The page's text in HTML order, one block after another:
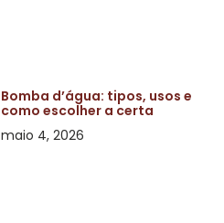
Bomba d’água: tipos, usos e
como escolher a certa
maio 4, 2026